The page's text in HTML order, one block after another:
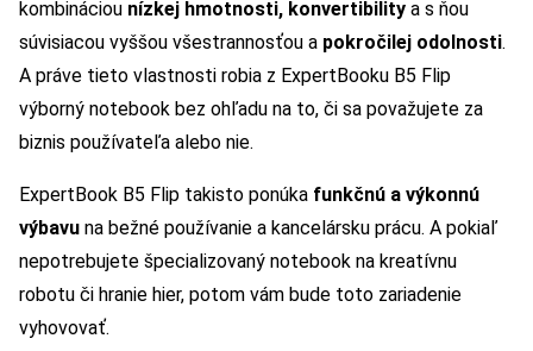
kombináciou nízkej hmotnosti, konvertibility a s ňou
súvisiacou vyššou všestrannosťou a pokročilej odolnosti.
A práve tieto vlastnosti robia z ExpertBooku B5 Flip
výborný notebook bez ohľadu na to, či sa považujete za
biznis používateľa alebo nie.
ExpertBook B5 Flip takisto ponúka funkčnú a výkonnú
výbavu na bežné používanie a kancelársku prácu. A pokiaľ
nepotrebujete špecializovaný notebook na kreatívnu
robotu či hranie hier, potom vám bude toto zariadenie
vyhovovať.